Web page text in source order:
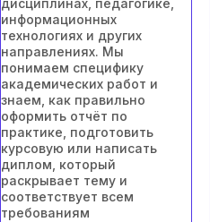
дисциплинах, педагогике,
информационных
технологиях и других
направлениях. Мы
понимаем специфику
академических работ и
знаем, как правильно
оформить отчёт по
практике, подготовить
курсовую или написать
диплом, который
раскрывает тему и
соответствует всем
требованиям